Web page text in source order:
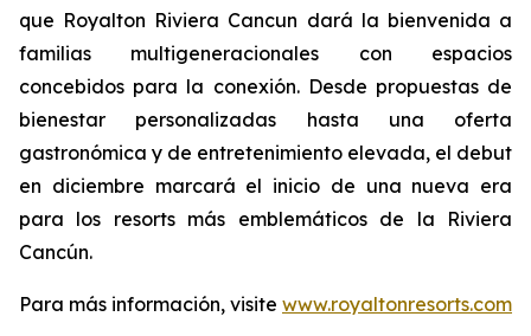
que Royalton Riviera Cancun dará la bienvenida a
familias multigeneracionales con espacios
concebidos para la conexión. Desde propuestas de
bienestar personalizadas hasta una oferta
gastronómica y de entretenimiento elevada, el debut
en diciembre marcará el inicio de una nueva era
para los resorts más emblemáticos de la Riviera
Cancún.
Para más información, visite www.royaltonresorts.com